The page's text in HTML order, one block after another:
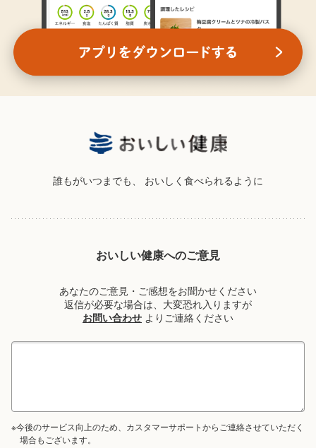
誰もがいつまでも、 おいしく食べられるように
おいしい健康へのご意見
あなたのご意見・ご感想をお聞かせください
返信が必要な場合は、大変恐れ入りますが
お問い合わせ よりご連絡ください
※今後のサービス向上のため、カスタマーサポートからご連絡させていただく
場合もございます。